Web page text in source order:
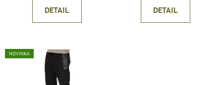
DETAIL DETAIL
NOVINKA